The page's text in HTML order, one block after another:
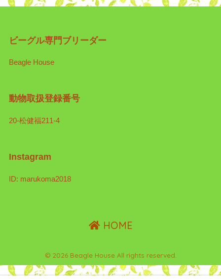
ビーグル専門ブリーダー
Beagle House
動物取扱登録番号
20-松健福211-4
Instagram
ID: marukoma2018
HOME
© 2026 Beagle House All rights reserved.